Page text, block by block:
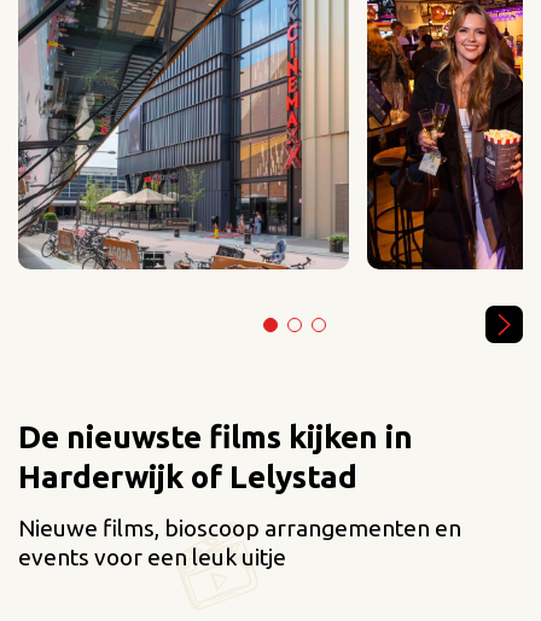
De nieuwste films kijken in
Harderwijk of Lelystad
Nieuwe films, bioscoop arrangementen en
events voor een leuk uitje